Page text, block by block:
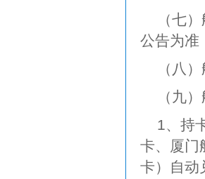
（七
公告为准
（八
（九
1、持
卡、厦门
卡）自动